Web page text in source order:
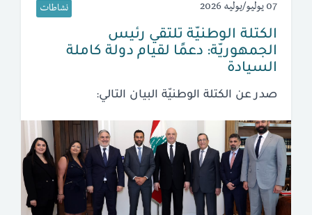
07 يوليو/يوليه 2026 نشاطات
الكتلة الوطنيّة تلتقي رئيس
الجمهوريّة: دعمًا لقيام دولة كاملة
السيادة
صدر عن الكتلة الوطنيّة البيان التالي: